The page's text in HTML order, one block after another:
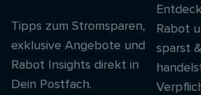
Tipps zum Stromsparen,
exklusive Angebote und
Rabot Insights direkt in
Dein Postfach.
Rabot
sparst